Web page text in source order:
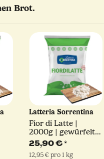
Brot.
Latteria Sorrentina
Fior di Latte |
2000g | gewürfelt -
Cubetti Schnitt |
Latteria Sorrentina
25,90 €*
12,95 € pro 1 kg